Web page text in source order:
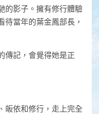
的影子。擁有修行體驗
待當年的葉金鳳部長，
傳記，會覺得她是正
皈依和修行，走上完全